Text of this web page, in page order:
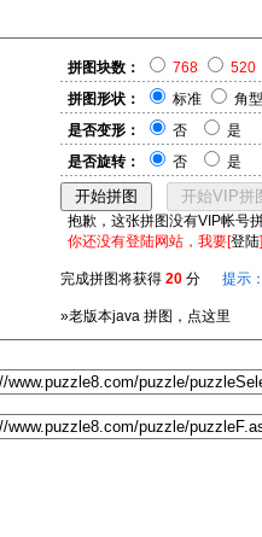
拼图块数： 768
520
拼图形状：
标准
角型
是否变形：
否
是
是否旋转：
否 是
抱歉，这张拼图没有VIP帐号
你还没有登陆网站，我要[登陆
完成拼图将获得 20 分 提示
»老版本java 拼图，点这里